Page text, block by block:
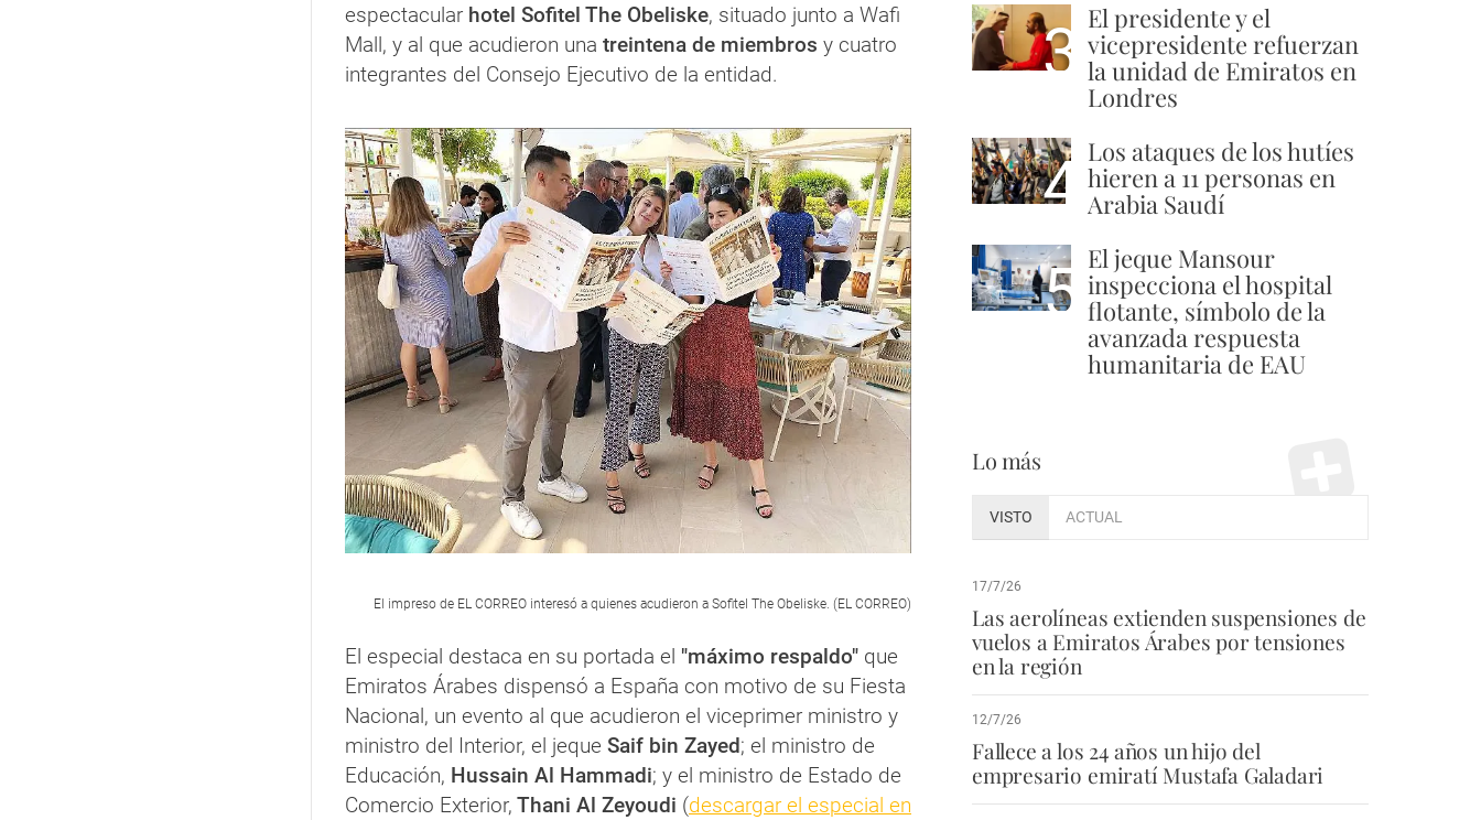
espectacular hotel Sofitel The Obeliske, situado junto a Wafi
Mall, y al que acudieron una treintena de miembros y cuatro
integrantes del Consejo Ejecutivo de la entidad.
El impreso de EL CORREO interesó a quienes acudieron a Sofitel The Obeliske. (EL CORREO)
El especial destaca en su portada el "máximo respaldo" que
Emiratos Árabes dispensó a España con motivo de su Fiesta
Nacional, un evento al que acudieron el viceprimer ministro y
ministro del Interior, el jeque Saif bin Zayed; el ministro de
Educación, Hussain Al Hammadi; y el ministro de Estado de
Comercio Exterior, Thani Al Zeyoudi (descargar el especial en
3 El presidente y el
vicepresidente refuerzan
la unidad de Emiratos en
Londres
4 Los ataques de los hutíes
hieren a 11 personas en
Arabia Saudí
5 El jeque Mansour
inspecciona el hospital
flotante, símbolo de la
avanzada respuesta
humanitaria de EAU
Lo más
VISTO ACTUAL
17/7/26
Las aerolíneas extienden suspensiones de
vuelos a Emiratos Árabes por tensiones
en la región
12/7/26
Fallece a los 24 años un hijo del
empresario emiratí Mustafa Galadari